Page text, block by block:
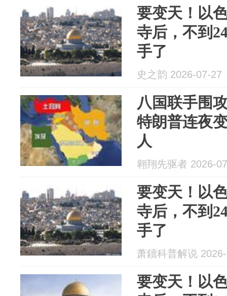
要变天！以
寺后，不到
手了
史之韵 2026-07-27
八国联手围
特朗普连夜
人
翱翔先驱者 2026-
要变天！以
寺后，不到
手了
萧鑟科普解说
要变天！以